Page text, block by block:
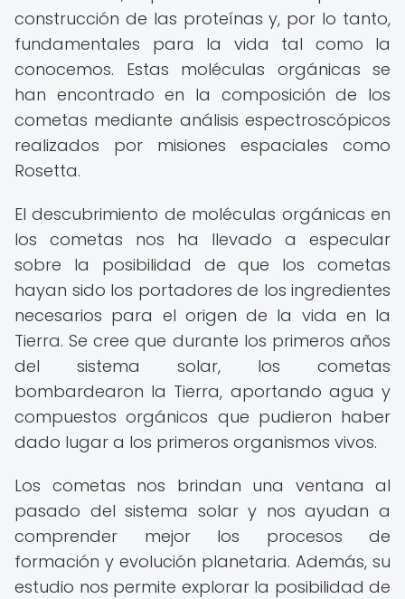
construcción de las proteínas y, por lo tanto,
fundamentales para la vida tal como la
conocemos. Estas moléculas orgánicas se
han encontrado en la composición de los
cometas mediante análisis espectroscópicos
realizados por misiones espaciales como
Rosetta.
El descubrimiento de moléculas orgánicas en
los cometas nos ha llevado a especular
sobre la posibilidad de que los cometas
hayan sido los portadores de los ingredientes
necesarios para el origen de la vida en la
Tierra. Se cree que durante los primeros años
del sistema solar, los cometas
bombardearon la Tierra, aportando agua y
compuestos orgánicos que pudieron haber
dado lugar a los primeros organismos vivos.
Los cometas nos brindan una ventana al
pasado del sistema solar y nos ayudan a
comprender mejor los procesos de
formación y evolución planetaria. Además, su
estudio nos permite explorar la posibilidad de